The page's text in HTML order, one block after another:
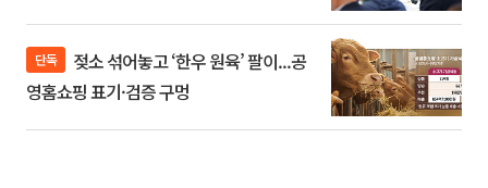
단독
영홈쇼핑 표기·검증 구멍